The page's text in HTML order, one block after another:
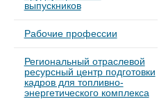
выпускников
Рабочие профессии
Региональный отраслевой
ресурсный центр подготовки
кадров для топливно-
энергетического комплекса